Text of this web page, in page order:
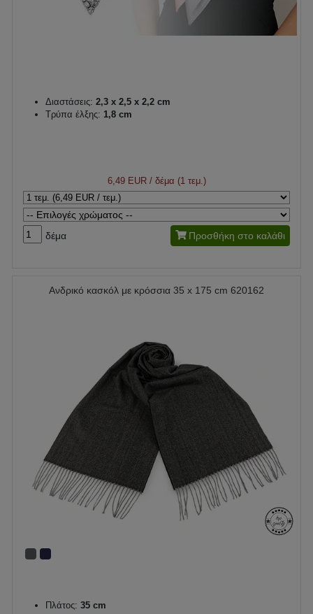
Διαστάσεις: 2,3 x 2,5 x 2,2 cm
Τρύπα έλξης: 1,8 cm
6,49 EUR/ δέμα (1 τεμ.)
δέμα Προσθήκη στο καλάθι
Ανδρικό κασκόλ με κρόσσια 35 x 175 cm 620162
Πλάτος: 35 cm